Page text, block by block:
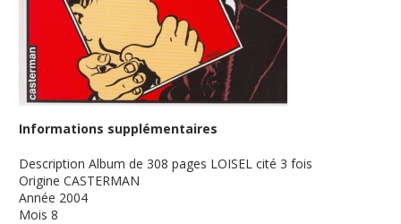
Informations supplémentaires
Description Album de 308 pages LOISEL cité 3 fois
Origine CASTERMAN
Année 2004
Mois 8